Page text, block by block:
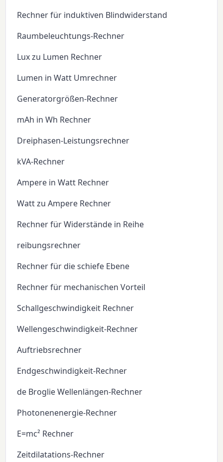
Rechner für induktiven Blindwiderstand
Raumbeleuchtungs-Rechner
Lux zu Lumen Rechner
Lumen in Watt Umrechner
Generatorgrößen-Rechner
mAh in Wh Rechner
Dreiphasen-Leistungsrechner
kVA-Rechner
Ampere in Watt Rechner
Watt zu Ampere Rechner
Rechner für Widerstände in Reihe
reibungsrechner
Rechner für die schiefe Ebene
Rechner für mechanischen Vorteil
Schallgeschwindigkeit Rechner
Wellengeschwindigkeit-Rechner
Auftriebsrechner
Endgeschwindigkeit-Rechner
de Broglie Wellenlängen-Rechner
Photonenenergie-Rechner
E=mc² Rechner
Zeitdilatations-Rechner